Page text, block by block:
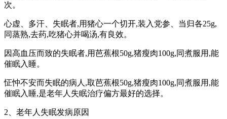
次。
心虚、多汗、失眠者,用猪心一个切开,装入党参、当归各25g,
同蒸熟,去药,吃猪心并喝汤,有良效。
因高血压而致的失眠者,用芭蕉根50g,猪瘦肉100g,同煮服用,能
催眠入睡。
怔忡不安而失眠的病人,取芭蕉根50g,猪瘦肉100g,同煮服用,能
催眠入睡,是老年人失眠治疗偏方最好的选择。
2、老年人失眠发病原因